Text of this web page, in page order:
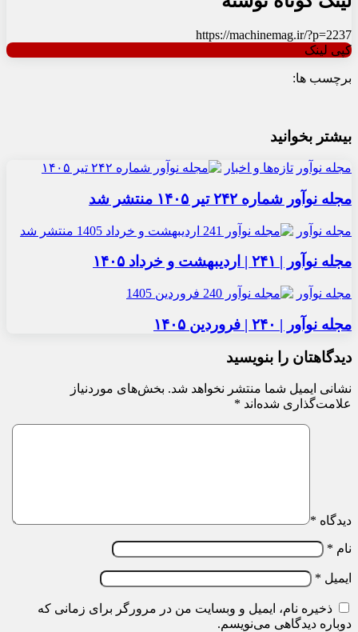
https://machinemag.ir/?p=2237
کپی لینک
برچسب ها:
بیشتر بخوانید
مجله نوآور تازه‌ها و اخبار
مجله نوآور شماره ۲۴۲ تیر ۱۴۰۵ منتشر شد
مجله نوآور
مجله نوآور | ۲۴۱ | اردیبهشت و خرداد ۱۴۰۵
مجله نوآور
مجله نوآور | ۲۴۰ | فروردین ۱۴۰۵
دیدگاهتان را بنویسید
نشانی ایمیل شما منتشر نخواهد شد. بخش‌های موردنیاز
علامت‌گذاری شده‌اند *
دیدگاه *
نام *
ایمیل *
ذخیره نام، ایمیل و وبسایت من در مرورگر برای زمانی که
دوباره دیدگاهی می‌نویسم.